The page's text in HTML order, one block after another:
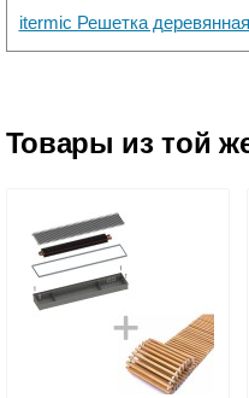
itermic Решетка
Доставка сантехники по
Подъем на этаж.
услуга платная
Возможные способы
Интернет-деньгами
Безналичный расчёт
Товары из той